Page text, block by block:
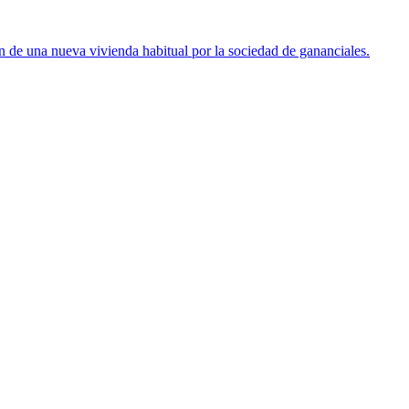
una nueva vivienda habitual por la sociedad de gananciales.